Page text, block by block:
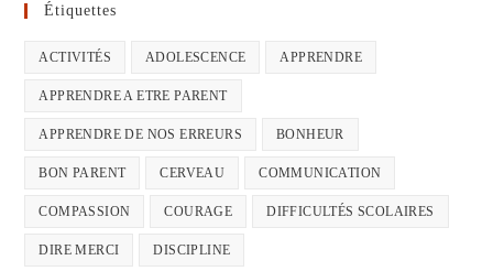
Étiquettes
ACTIVITÉS ADOLESCENCE APPRENDRE
APPRENDRE A ETRE PARENT
APPRENDRE DE NOS ERREURS BONHEUR
BON PARENT CERVEAU COMMUNICATION
COMPASSION COURAGE DIFFICULTÉS SCOLAIRES
DIRE MERCI DISCIPLINE